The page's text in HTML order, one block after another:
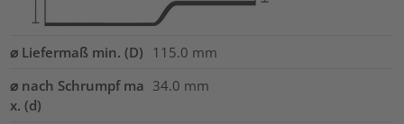
⌀ Liefermaß min. (D) 115.0 mm
⌀ nach Schrumpf ma
x. (d)
34.0 mm